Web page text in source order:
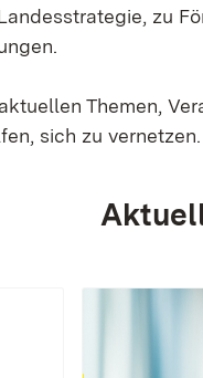
zu
Themen,
sich zu vernetzen.